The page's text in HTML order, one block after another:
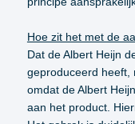
Hoe zit het met de
Dat de Albert Heijn
geproduceerd heeft,
omdat de Albert
aan het product.